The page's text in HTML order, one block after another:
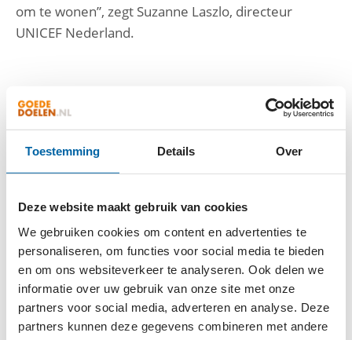
Toestemming Details Over
Deze website maakt gebruik van cookies
We gebruiken cookies om content en advertenties te
personaliseren, om functies voor social media te bieden
en om ons websiteverkeer te analyseren. Ook delen we
informatie over uw gebruik van onze site met onze
partners voor social media, adverteren en analyse. Deze
partners kunnen deze gegevens combineren met andere
om te wonen”, zegt Suzanne Laszlo, directeur
UNICEF Nederland.
Vooral voor jongere kinderen is polio gevaarlijk. Zij
door de oorlog gemist, en zijn nu onbeschermd.
ervoor dat kinderen voor de rest van hun leven
verlamd zijn geraakt. Dat risico lopen nu ook de
kinderen in Gaza.
Om polio tegen te gaan zijn een vaccin, schoon
water en goede hygiëne cruciaal. Aan dat alles is in
Gaza nu een gebrek.